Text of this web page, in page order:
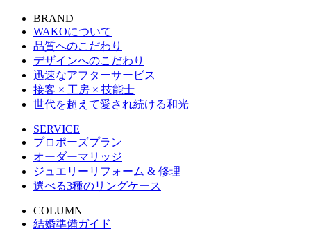
BRAND
WAKOについて
品質へのこだわり
デザインへのこだわり
迅速なアフターサービス
接客 × 工房 × 技能士
世代を超えて愛され続ける和光
SERVICE
プロポーズプラン
オーダーマリッジ
ジュエリーリフォーム & 修理
選べる3種のリングケース
COLUMN
結婚準備ガイド